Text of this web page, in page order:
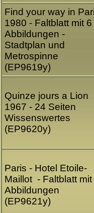
Find your way in
1980 - Faltblatt mit 6
Abbildungen -
Stadtplan und
Metrospinne
(EP9619y)
Quinze jours a Lion
1967 - 24 Seiten
Wissenswertes
(EP9620y)
Paris - Hotel Etoile-
Maillot - Faltblatt mit
Abbildungen
(EP9621y)